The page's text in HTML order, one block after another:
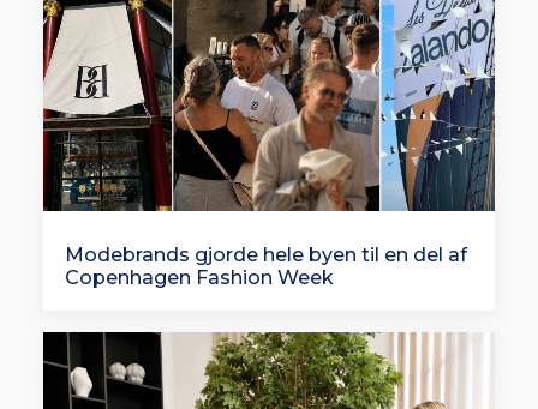
Modebrands gjorde hele byen til en del af
Copenhagen Fashion Week